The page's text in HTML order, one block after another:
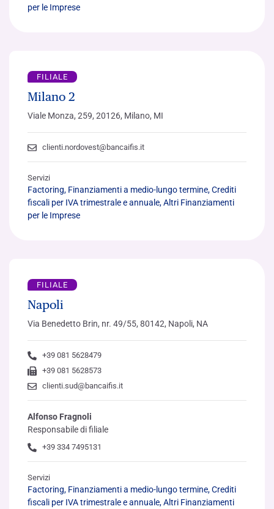
per le Imprese
FILIALE
Milano 2
Viale Monza, 259, 20126, Milano, MI
clienti.nordovest@bancaifis.it
Servizi
Factoring, Finanziamenti a medio-lungo termine, Crediti
fiscali per IVA trimestrale e annuale, Altri Finanziamenti
per le Imprese
FILIALE
Napoli
Via Benedetto Brin, nr. 49/55, 80142, Napoli, NA
+39 081 5628479
+39 081 5628573
clienti.sud@bancaifis.it
Alfonso Fragnoli
Responsabile di filiale
+39 334 7495131
Servizi
Factoring, Finanziamenti a medio-lungo termine, Crediti
fiscali per IVA trimestrale e annuale, Altri Finanziamenti